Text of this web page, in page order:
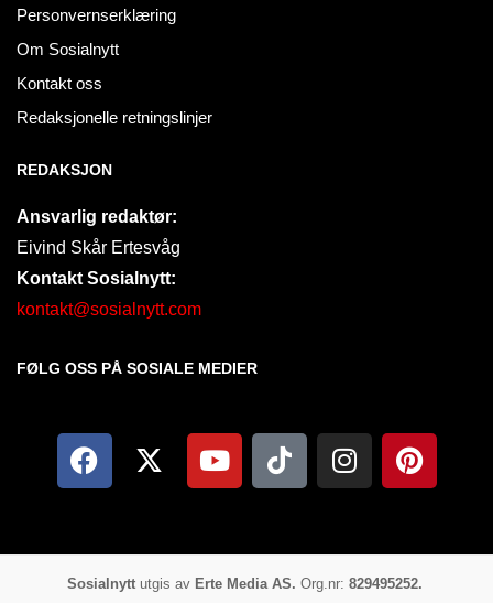
Personvernserklæring
Om Sosialnytt
Kontakt oss
Redaksjonelle retningslinjer
REDAKSJON
Ansvarlig redaktør:
Eivind Skår Ertesvåg
Kontakt Sosialnytt:
kontakt@sosialnytt.com
FØLG OSS PÅ SOSIALE MEDIER​
Sosialnyttutgis av Erte Media AS. Org.nr: 829495252.